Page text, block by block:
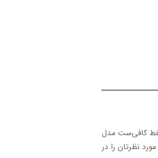
فقط کافی‌ست مدل
نظرتان را در